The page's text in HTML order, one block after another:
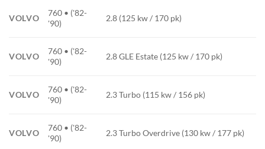
VOLVO
760 • ('82-
'90)
2.8 (125 kw / 170 pk)
VOLVO
760 • ('82-
'90)
2.8 GLE Estate (125 kw / 170 pk)
VOLVO
760 • ('82-
'90)
2.3 Turbo (115 kw / 156 pk)
VOLVO
760 • ('82-
'90)
2.3 Turbo Overdrive (130 kw / 177 pk)